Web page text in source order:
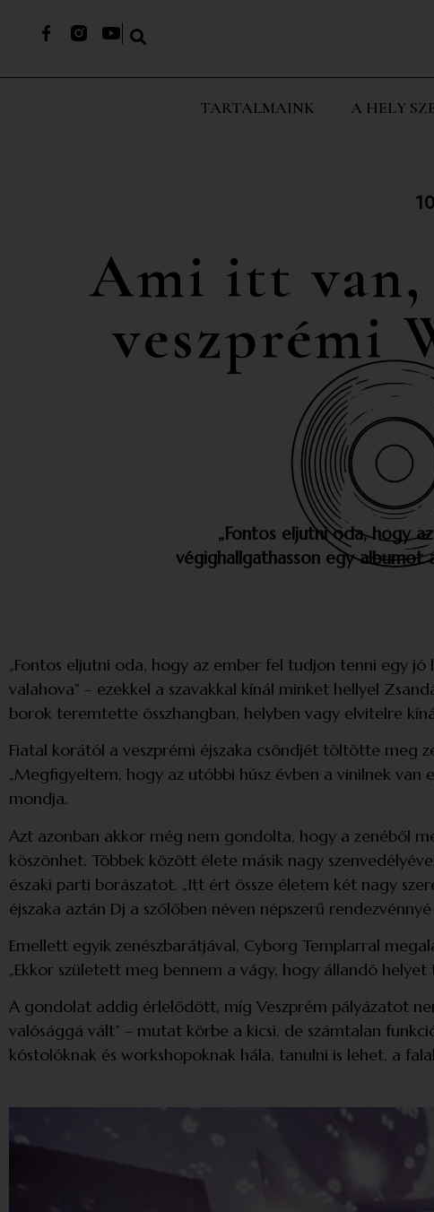
TARTALMAINK A HELY
Ami itt van,
veszprémi
„Fontos eljutni oda, hogy
végighallgathasson egy albumot
„Fontos eljutni oda, hogy az ember fel tudjon tenni egy
valahova” – ezekkel a szavakkal kínál minket hellyel
borok teremtette összhangban, helyben vagy elvitelre
Fiatal korától a veszprémi éjszaka csöndjét töltötte meg
„Megfigyeltem, hogy az utóbbi húsz évben a vinilnek van
mondja.
Azt azonban akkor még nem gondolta, hogy a zenéből
köszönhet. Többek között élete másik nagy
északi parti borászatot. „Itt ért össze életem két nagy
éjszaka aztán Dj a szőlőben néven népszerű
Emellett egyik zenészbarátjával, Cyborg Templarral
„Ekkor született meg bennem a vágy, hogy állandó helyet
A gondolat addig érlelődött, míg Veszprém pályázatot
valósággá vált” – mutat körbe a kicsi, de számtalan
kóstolóknak és workshopoknak hála, tanulni is lehet, a